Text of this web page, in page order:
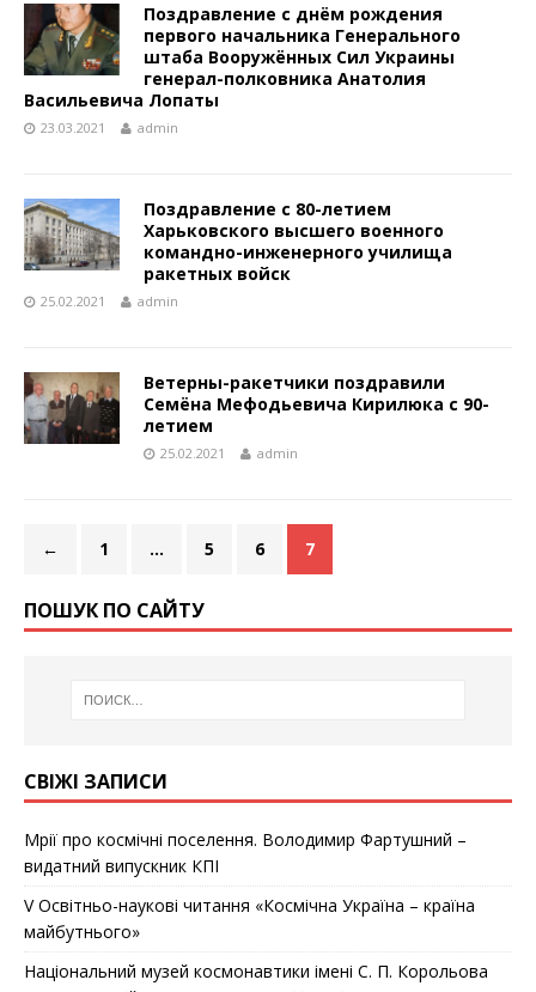
Поздравление с днём рождения
первого начальника Генерального
штаба Вооружённых Сил Украины
генерал-полковника Анатолия
Васильевича Лопаты
23.03.2021 admin
Поздравление с 80-летием
Харьковского высшего военного
командно-инженерного училища
ракетных войск
25.02.2021 admin
Ветерны-ракетчики поздравили
Семёна Мефодьевича Кирилюка с 90-
летием
25.02.2021 admin
← 1 … 5 6 7
ПОШУК ПО САЙТУ
СВІЖІ ЗАПИСИ
Мрії про космічні поселення. Володимир Фартушний –
видатний випускник КПІ
V Освітньо-наукові читання «Космічна Україна – країна
майбутнього»
Національний музей космонавтики імені С. П. Корольова